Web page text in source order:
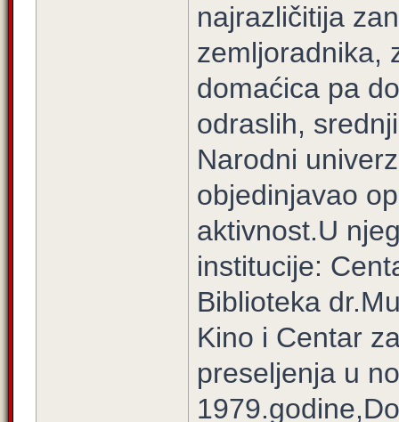
najrazličitija
zemljoradnika,
domaćica pa
odraslih,
Narodni
objedinjavao
aktivnost.U
institucije:
Biblioteka
Kino i Centar
preseljenja u